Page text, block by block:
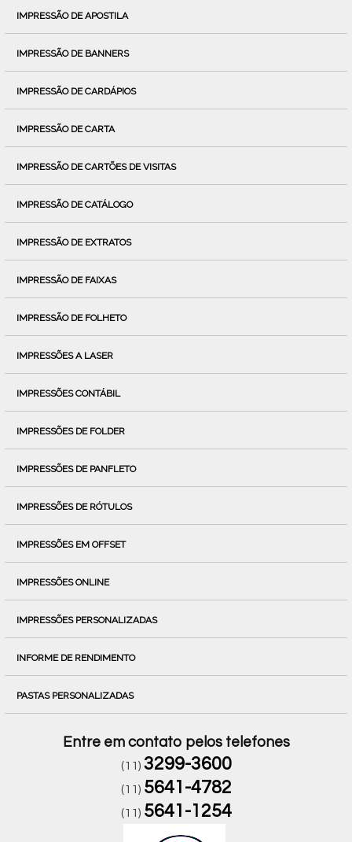
IMPRESSÃO DE APOSTILA
IMPRESSÃO DE BANNERS
IMPRESSÃO DE CARDÁPIOS
IMPRESSÃO DE CARTA
IMPRESSÃO DE CARTÕES DE VISITAS
IMPRESSÃO DE CATÁLOGO
IMPRESSÃO DE EXTRATOS
IMPRESSÃO DE FAIXAS
IMPRESSÃO DE FOLHETO
IMPRESSÕES A LASER
IMPRESSÕES CONTÁBIL
IMPRESSÕES DE FOLDER
IMPRESSÕES DE PANFLETO
IMPRESSÕES DE RÓTULOS
IMPRESSÕES EM OFFSET
IMPRESSÕES ONLINE
IMPRESSÕES PERSONALIZADAS
INFORME DE RENDIMENTO
PASTAS PERSONALIZADAS
Entre em contato pelos telefones
(11) 3299-3600
(11) 5641-4782
(11) 5641-1254